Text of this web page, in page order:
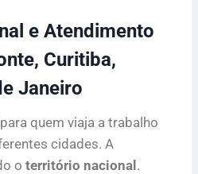
e Atendimento
Curitiba,
Janeiro
quem viaja a trabalho
cidades. A
o território nacional.